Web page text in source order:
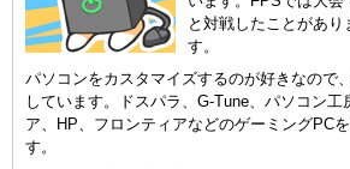
と対戦したことがあ
す。
パソコンをカスタマイズするのが好きなので
しています。ドスパラ、G-Tune、パソコン工
ア、HP、フロンティアなどのゲーミングPC
す。